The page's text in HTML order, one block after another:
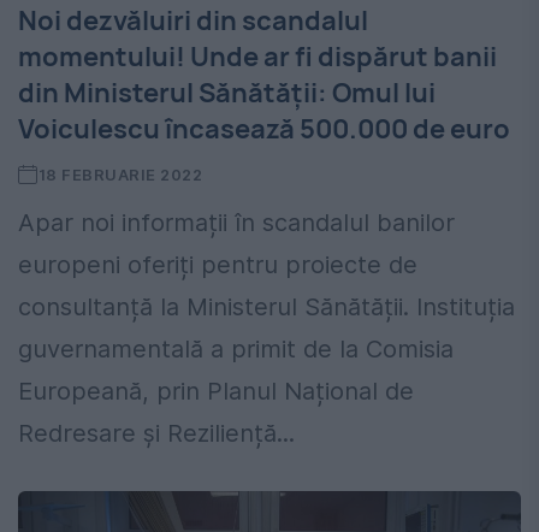
Noi dezvăluiri din scandalul
momentului! Unde ar fi dispărut banii
din Ministerul Sănătății: Omul lui
Voiculescu încasează 500.000 de euro
18 FEBRUARIE 2022
Apar noi informații în scandalul banilor
europeni oferiți pentru proiecte de
consultanță la Ministerul Sănătății. Instituția
guvernamentală a primit de la Comisia
Europeană, prin Planul Național de
Redresare și Reziliență...